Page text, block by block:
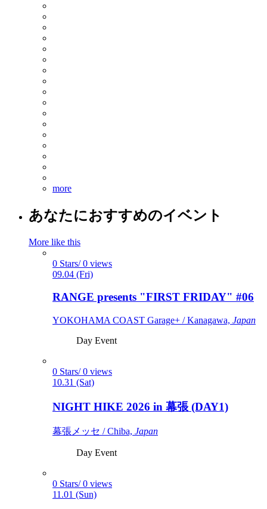
more
あなたにおすすめのイベント
More like this
0 Stars/ 0 views
09.04 (Fri)
RANGE presents "FIRST FRIDAY" #06
YOKOHAMA COAST Garage+ / Kanagawa, Japan
Day Event
0 Stars/ 0 views
10.31 (Sat)
NIGHT HIKE 2026 in 幕張 (DAY1)
幕張メッセ / Chiba, Japan
Day Event
0 Stars/ 0 views
11.01 (Sun)